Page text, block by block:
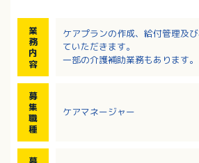
業
務
内
容
ケアプランの作成、給付管理及
ていただきます。
一部の介護補助業務もあります。
募
集
職
種
ケアマネージャー